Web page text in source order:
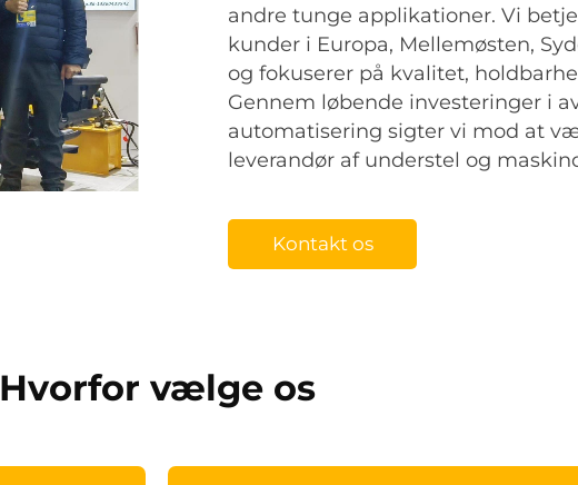
andre tunge applikationer. Vi
kunder i Europa, Mellemøsten,
og fokuserer på kvalitet,
Gennem løbende investeringer i
automatisering sigter vi mod at
leverandør af understel og
Kontakt os
Hvorfor vælge os